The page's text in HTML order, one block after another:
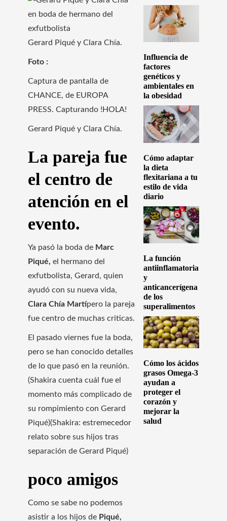
Gerard Piqué y Clara Chía.
Foto :
Captura de pantalla de
CHANCE, de EUROPA
PRESS. Capturando !HOLA!
Gerard Piqué y Clara Chía.
La pareja fue
el centro de
atención en el
evento.
Ya pasó la boda de Marc
Piqué, el hermano del
exfutbolista, Gerard, quien
ayudó con su nueva vida,
Clara Chía Martípero la pareja
fue centro de muchas criticas.
El pasado viernes fue la boda,
pero se han conocido detalles
de lo que pasó en la reunión.
(Shakira cuenta cuál fue el
momento más complicado de
su rompimiento con Gerard
Piqué)(Shakira: estremecedor
relato sobre sus hijos tras
separación de Gerard Piqué)
poco amigos
Como se sabe no podemos
asistir a los hijos de Piqué,
Influencia de
factores
genéticos y
ambientales en
la obesidad
Cómo adaptar
la dieta
flexitariana a tu
estilo de vida
diario
La función
antiinflamatoria
y
anticancerígena
de los
superalimentos
Cómo los ácidos
grasos Omega-3
ayudan a
proteger el
corazón y
mejorar la
salud